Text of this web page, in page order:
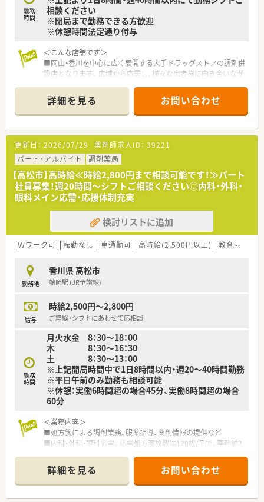
■薬剤師は調剤併設店の対応がメインとなります。
そのため、勤務時間帯も調剤薬局の開局時間での勤務となりま
す。
ございますので
幅広い知識と経験を蓄積する事が可能となります。
■基本的には残業が発生しないようなシフト環境を整えており
ます。
有給取得率も高く、自己啓発休暇も含め、年間120日以上の
休暇取得が可能な法人となります。
そのため、公私ともに充実してご勤務して頂く事が可能です。
＜こんな方にもオススメ＞
■OTCも学べる環境でスキルアップしたい方
■研修制度の整った法人で働きたい方
等々…
少しでも気になった方はお問い合わせくださいませ
勤務
時間
相談ください
※閉局まで勤務できる方歓迎
※休憩時間法定通り付与
＜こんな店舗です＞
■岡山・香川を中心に広く展開する大手ドラッグストアの調剤併
設店となります。広域から応需し、様々な患者様に向き合いなが
■大手チェーンならではの福利厚生、調剤設備、教育制度が整い
お仕事しやすい環境です。
■広域からの処方箋に対応している店舗です。枚数は比較的落
ち着いており、ゆったりとお仕事することが可能です。
〈会社の特徴〉
■中四国に200店舗以上展開する大手ドラッグストアです。さら
に増加中で成長性がある企業です。
■近年、関西方面にも店舗展開をしています。
■ドラッグストア併設調剤薬局を40店舗以上展開。
■店舗拡大に伴いキャリアアップできるポジションが多数あり！
頑張り次第で高給与も可能！
■日用品から医薬品・化粧品まで、従業員割引制度など支出を減
らせる嬉しいメリットもたくさんあります！
■「暮らしに役立つことなら何でも取り組もう」をモットーに、
■設備機器を全店舗統一しており、分包機・軟膏ねり機・PTP除包
機の他にバーコード照合監査システムを全店に導入していま
す。
定が立てやすい環境が整っています。
■研修講師や在宅の推進、リクルーターなど、興味があれば調剤
■薬剤師の人員配置については、1人当たりの処方箋枚数が1日
20～25枚程度になるように配置されてます。
余裕をもった人員配置で患者さまの対応にしっかりと時間を
使うことができます。
＜こんな方にオススメ＞
■調剤業務をメインとし服薬指導とともにOTC商材の提案もし
■生活に密着したアドバイスができる薬剤師になりたい方
■調剤業務とOTC業務の両方に興味があり、薬剤師としての幅を
広げたい方
■店舗の皆で目標に向かってがんばりたい方
詳細を見る お問い合わせ
更新日： 2026/07/29 薬剤師求人ID： 39221
パート・アルバイト
調剤薬局
【高松市】高時給≪時給2,800円まで相談可能です！≫パート
社員募集！週20時間～シフトご相談ください◎内科・外科・
眼科メイン応需・応援体制充実
検討リストに追加
Ｗワーク可 転勤なし 車通勤可 高時給(2,500円以上) 教育制度あり
勤務地
香川県 高松市
端岡駅 (JR予讃線)
給与
時給2,500円～2,800円
ご経験・シフトにあわせて応相談
勤務
時間
月火水金 8：30～18：00
木 8：30～16：30
土 8：30～13：00
※上記開局時間中で1日8時間以内・週20～40時間勤務
※平日午前のみ勤務も相談可能
※休憩：実働6時間超の場合45分、実働8時間超の場合
60分
＜業務内容＞
■処方箋による調剤業務、服薬指導、薬剤情報の提供など
■内科・外科・眼科応需。応需処方箋枚数は120枚/日で、薬剤師2
＜研修制度＞
■現場の先輩薬剤師より指導を受けて頂きます。
■積極的に勉強会を行い、大変丁寧な指導体制あります。
詳細を見る お問い合わせ